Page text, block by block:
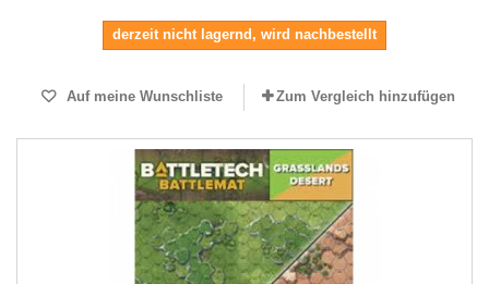
derzeit nicht lagernd, wird nachbestellt
Auf meine Wunschliste Zum Vergleich hinzufügen